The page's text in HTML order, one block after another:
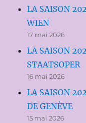
LA SAISON
WIEN
17 mai 2026
LA SAISON
STAATSOPER
16 mai 2026
LA SAISON
DE GENÈVE
15 mai 2026